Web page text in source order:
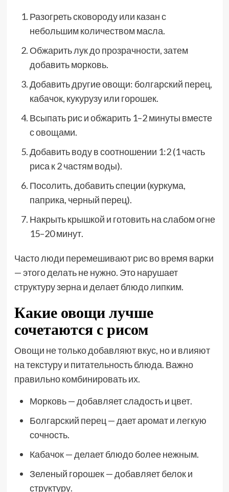
Разогреть сковороду или казан с
небольшим количеством масла.
Обжарить лук до прозрачности, затем
добавить морковь.
Добавить другие овощи: болгарский перец,
кабачок, кукурузу или горошек.
Всыпать рис и обжарить 1–2 минуты вместе
с овощами.
Добавить воду в соотношении 1:2 (1 часть
риса к 2 частям воды).
Посолить, добавить специи (куркума,
паприка, черный перец).
Накрыть крышкой и готовить на слабом огне
15–20 минут.
Часто люди перемешивают рис во время варки
— этого делать не нужно. Это нарушает
структуру зерна и делает блюдо липким.
Какие овощи лучше
сочетаются с рисом
Овощи не только добавляют вкус, но и влияют
на текстуру и питательность блюда. Важно
правильно комбинировать их.
Морковь — добавляет сладость и цвет.
Болгарский перец — дает аромат и легкую
сочность.
Кабачок — делает блюдо более нежным.
Зеленый горошек — добавляет белок и
структуру.